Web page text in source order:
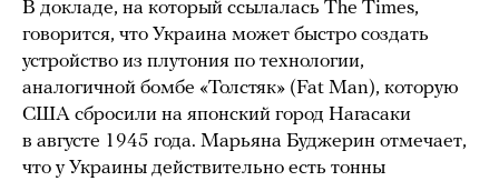
В докладе, на который ссылалась The Times,
говорится, что Украина может быстро создать
устройство из плутония по технологии,
аналогичной бомбе «Толстяк» (Fat Man), которую
США сбросили на японский город Нагасаки
в августе 1945 года. Марьяна Буджерин отмечает,
что у Украины действительно есть тонны